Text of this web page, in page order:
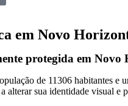
em Novo
protegida em Novo
de 11306 habitantes
alterar sua identidade visual e